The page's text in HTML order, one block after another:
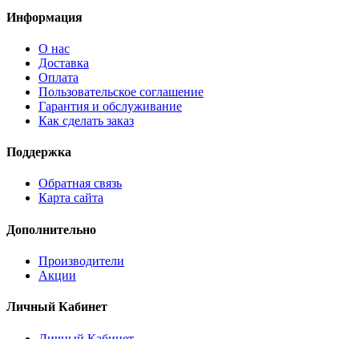
Информация
О нас
Доставка
Оплата
Пользовательское соглашение
Гарантия и обслуживание
Как сделать заказ
Поддержка
Обратная связь
Карта сайта
Дополнительно
Производители
Акции
Личный Кабинет